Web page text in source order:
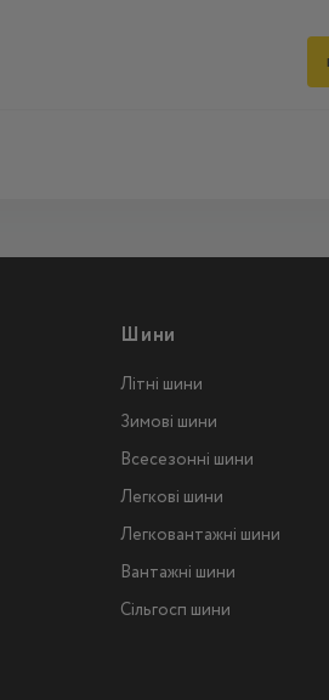
Шини
Літні шини
Зимові шини
Всесезонні шини
Легкові шини
Легковантажнi шини
Вантажнi шини
Сільгосп шини